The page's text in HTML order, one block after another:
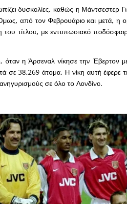
δυσκολίες, καθώς η Μάντσεστερ
από τον Φεβρουάριο και μετά, η
του τίτλου, με εντυπωσιακό
όταν η Άρσεναλ νίκησε την Έβερτον
σε 38.269 άτομα. Η νίκη αυτή έφερε
σε όλο το Λονδίνο.